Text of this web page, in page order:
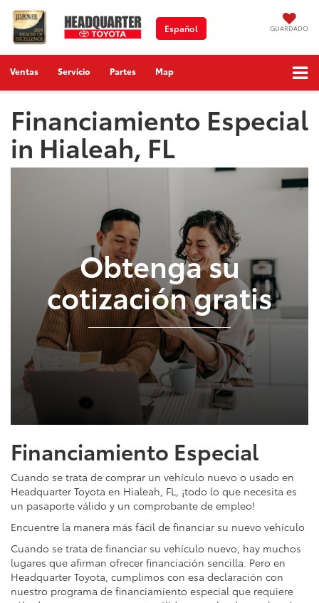
Español GUARDADO
Ventas Servicio Partes Map
Financiamiento Especial
in Hialeah, FL
Obtenga su
cotización gratis
Financiamiento Especial
Cuando se trata de comprar un vehículo nuevo o usado en
Headquarter Toyota en Hialeah, FL, ¡todo lo que necesita es
un pasaporte válido y un comprobante de empleo!
Encuentre la manera más fácil de financiar su nuevo vehículo
Cuando se trata de financiar su vehículo nuevo, hay muchos
lugares que afirman ofrecer financiación sencilla. Pero en
Headquarter Toyota, cumplimos con esa declaración con
nuestro programa de financiamiento especial que requiere